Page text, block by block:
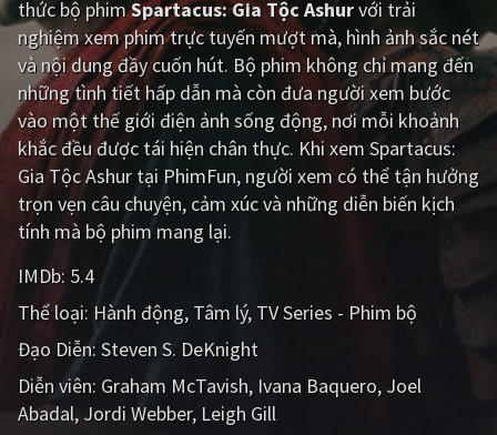
Giật gân Gia đình
Bí ẩn Lịch sử
Viễn Tây Tiểu sử
GameShow DramaTV
QUỐC GIA
Âu - Mỹ
Hàn Quốc Nhật Bản
Ấn Độ
Tổng hợp
thức bộ phimSpartacus: Gia Tộc Ashurvới trải
nghiệm xem phim trực tuyến mượt mà, hình ảnh sắc nét
và nội dung đầy cuốn hút. Bộ phim không chỉ mang đến
những tình tiết hấp dẫn mà còn đưa người xem bước
vào một thế giới điện ảnh sống động, nơi mỗi khoảnh
khắc đều được tái hiện chân thực. Khi xem Spartacus:
Gia Tộc Ashur tại PhimFun, người xem có thể tận hưởng
trọn vẹn câu chuyện, cảm xúc và những diễn biến kịch
tính mà bộ phim mang lại.
IMDb: 5.4
Thể loại: Hành động Tâm lý TV Series - Phim bộ
Đạo Diễn: Steven S. DeKnight
Diễn viên: Graham McTavish Ivana Baquero Joel
Abadal Jordi Webber Leigh Gill